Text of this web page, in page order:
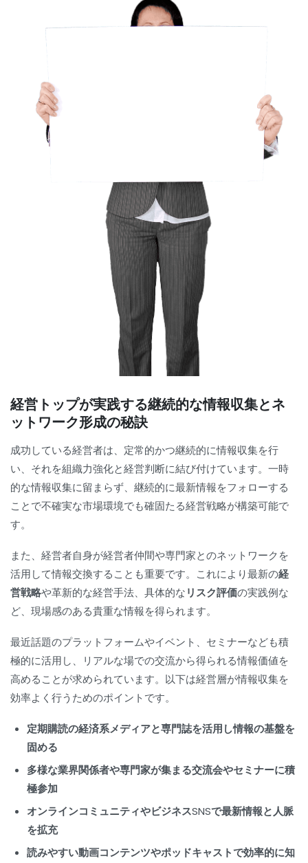
経営トップが実践する継続的な情報収集とネ
ットワーク形成の秘訣
成功している経営者は、定常的かつ継続的に情報収集を行
い、それを組織力強化と経営判断に結び付けています。一時
的な情報収集に留まらず、継続的に最新情報をフォローする
ことで不確実な市場環境でも確固たる経営戦略が構築可能で
す。
また、経営者自身が経営者仲間や専門家とのネットワークを
活用して情報交換することも重要です。これにより最新の経
営戦略や革新的な経営手法、具体的なリスク評価の実践例な
ど、現場感のある貴重な情報を得られます。
最近話題のプラットフォームやイベント、セミナーなども積
極的に活用し、リアルな場での交流から得られる情報価値を
高めることが求められています。以下は経営層が情報収集を
効率よく行うためのポイントです。
定期購読の経済系メディアと専門誌を活用し情報の基盤を
固める
多様な業界関係者や専門家が集まる交流会やセミナーに積
極参加
オンラインコミュニティやビジネスSNSで最新情報と人脈
を拡充
読みやすい動画コンテンツやポッドキャストで効率的に知